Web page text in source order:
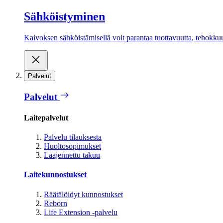
Sähköistyminen
Kaivoksen sähköistämisellä voit parantaa tuottavuutta,
Palvelut
Palvelut
Laitepalvelut
Palvelu tilauksesta
Huoltosopimukset
Laajennettu takuu
Laitekunnostukset
Räätälöidyt kunnostukset
Reborn
Life Extension -palvelu